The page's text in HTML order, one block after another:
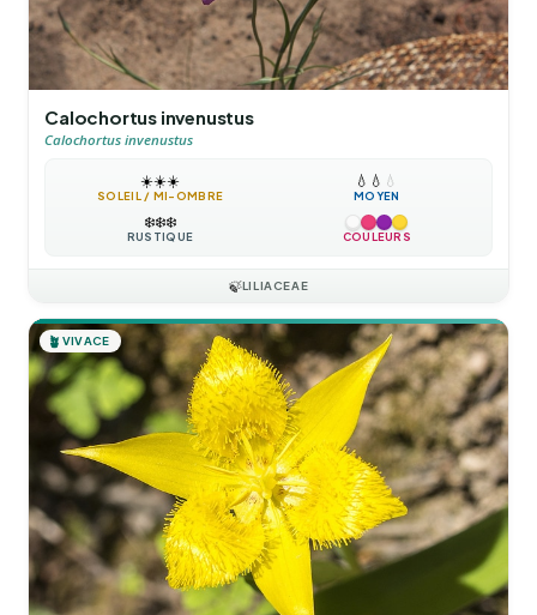
Calochortus invenustus
Calochortus invenustus
☀️☀️☀️
SOLEIL / MI-OMBRE
💧 💧 💧
MOYEN
❄️❄️❄️
RUSTIQUE COULEURS
🍃LILIACEAE
🪴 VIVACE